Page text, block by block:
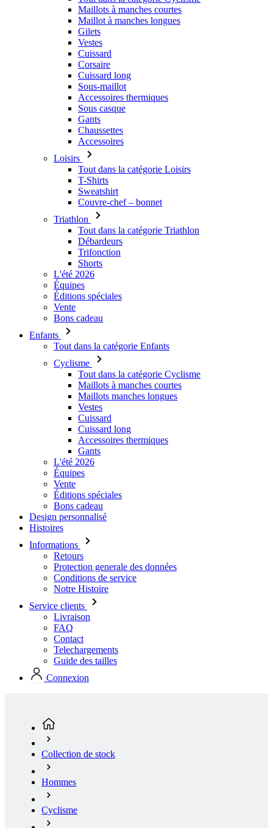
Maillots à manches courtes
Maillot à manches longues
Gilets
Vestes
Cuissard
Corsaire
Cuissard long
Sous-maillot
Accessoires thermiques
Sous casque
Gants
Chaussettes
Accessoires
Loisirs
Tout dans la catégorie Loisirs
T-Shirts
Sweatshirt
Couvre-chef – bonnet
Triathlon
Tout dans la catégorie Triathlon
Débardeurs
Trifonction
Shorts
L'été 2026
Équipes
Éditions spéciales
Vente
Bons cadeau
Enfants
Tout dans la catégorie Enfants
Cyclisme
Tout dans la catégorie Cyclisme
Maillots à manches courtes
Maillots manches longues
Vestes
Cuissard
Cuissard long
Accessoires thermiques
Gants
L'été 2026
Équipes
Vente
Éditions spéciales
Bons cadeau
Design personnalisé
Histoires
Informations
Retours
Protection generale des données
Conditions de service
Notre Histoire
Service clients
Livraison
FAQ
Contact
Telechargements
Guide des tailles
Connexion
Collection de stock
Hommes
Cyclisme